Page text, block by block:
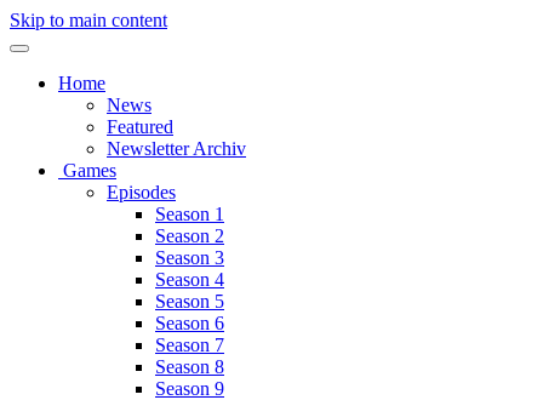
Skip to main content
Home
News
Featured
Newsletter Archiv
Games
Episodes
Season 1
Season 2
Season 3
Season 4
Season 5
Season 6
Season 7
Season 8
Season 9